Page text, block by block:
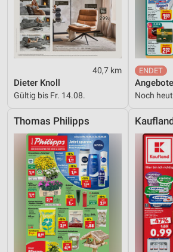
40,7 km
Dieter Knoll
Gültig bis Fr. 14.08. Noch
Thomas Philipps Kaufland